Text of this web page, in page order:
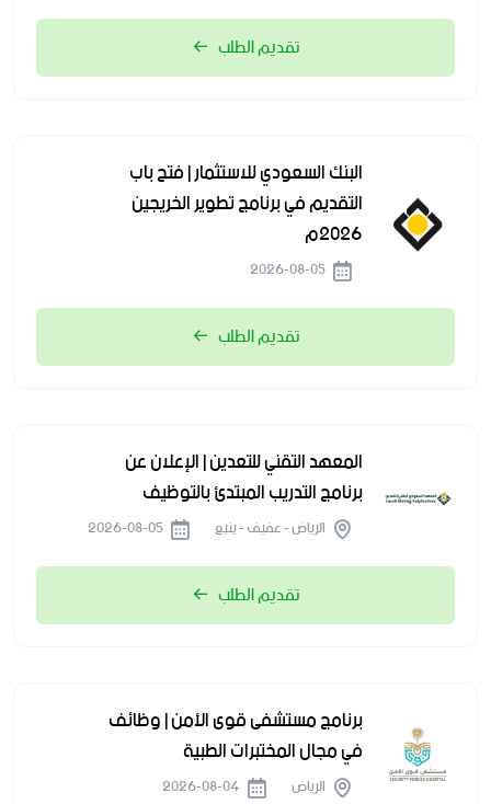
تقديم الطلب
البنك السعودي للاستثمار | فتح باب
التقديم في برنامج تطوير الخريجين
2026م
تقديم الطلب
المعهد التقني للتعدين | الإعلان عن
برنامج التدريب المبتدئ بالتوظيف
الرياض - عفيف - ينبع
تقديم الطلب
برنامج مستشفى قوى الأمن | وظائف
في مجال المختبرات الطبية
الرياض